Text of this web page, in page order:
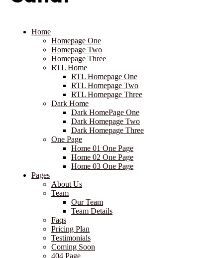
Home
Homepage One
Homepage Two
Homepage Three
RTL Home
RTL Homepage One
RTL Homepage Two
RTL Homepage Three
Dark Home
Dark HomePage One
Dark Homepage Two
Dark Homepage Three
One Page
Home 01 One Page
Home 02 One Page
Home 03 One Page
Pages
About Us
Team
Our Team
Team Details
Faqs
Pricing Plan
Testimonials
Coming Soon
404 Page